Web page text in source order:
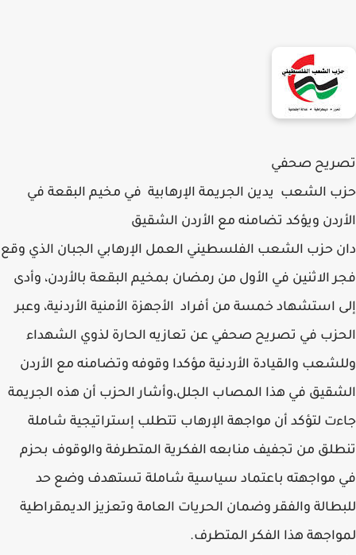
تصريح صحفي
حزب الشعب يدين الجريمة الإرهابية في مخيم البقعة في
الأردن ويؤكد تضامنه مع الأردن الشقيق
دان حزب الشعب الفلسطيني العمل الإرهابي الجبان الذي وقع
فجر الاثنين في الأول من رمضان بمخيم البقعة بالأردن، وأدى
إلى استشهاد خمسة من أفراد الأجهزة الأمنية الأردنية، وعبر
الحزب في تصريح صحفي عن تعازيه الحارة لذوي الشهداء
وللشعب والقيادة الأردنية مؤكدا وقوفه وتضامنه مع الأردن
الشقيق في هذا المصاب الجلل،وأشار الحزب أن هذه الجريمة
جاءت لتؤكد أن مواجهة الإرهاب تتطلب إستراتيجية شاملة
تنطلق من تجفيف منابعه الفكرية المتطرفة والوقوف بحزم
في مواجهته باعتماد سياسية شاملة تستهدف وضع حد
للبطالة والفقر وضمان الحريات العامة وتعزيز الديمقراطية
لمواجهة هذا الفكر المتطرف.